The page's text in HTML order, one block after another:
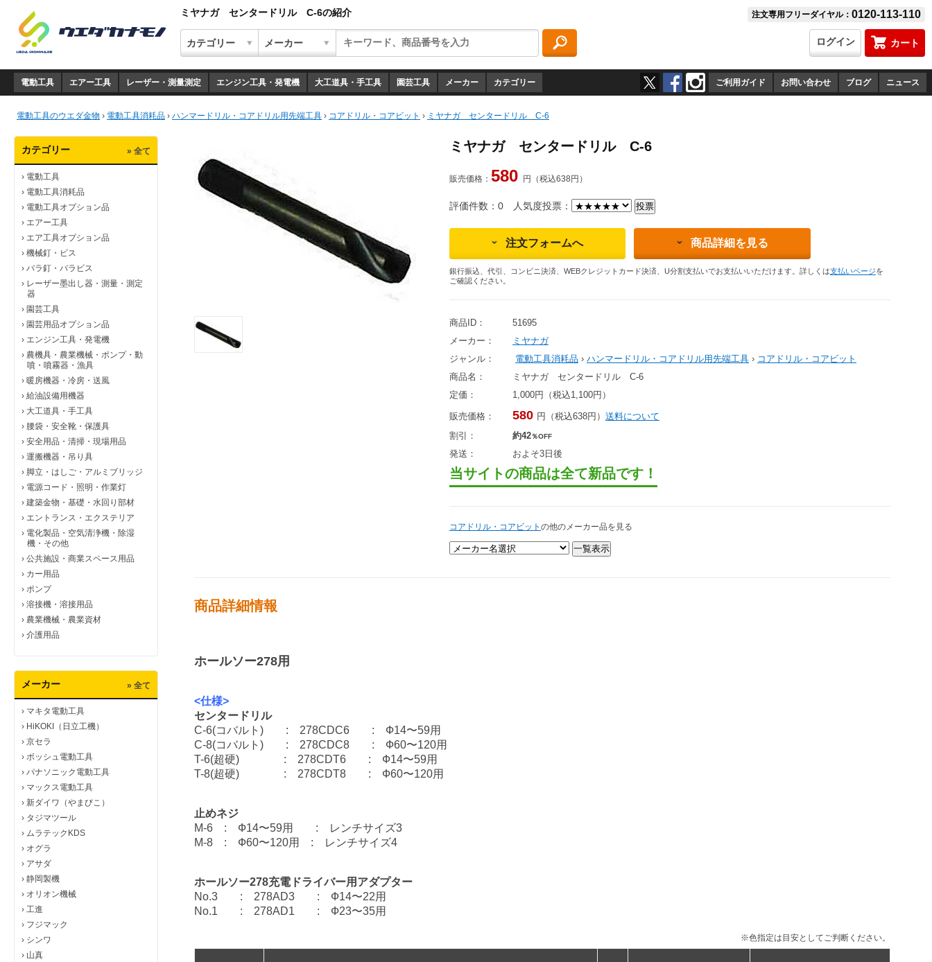
ミヤナガ センタードリル C-6の紹介 注文専用フリーダイヤル： 0120-113-110
カート
ログイン
電動工具 エアー工具 レーザー・測量測定 エンジン工具・発電機 大工道具・手工具 園芸工具 メーカー カテゴリー ご利用ガイド お問い合わせ ブログ ニュース
電動工具のウエダ金物 › 電動工具消耗品 › ハンマードリル・コアドリル用先端工具 › コアドリル・コアビット › ミヤナガ センタードリル C-6
カテゴリー » 全て
› 電動工具
› 電動工具消耗品
› 電動工具オプション品
› エアー工具
› エア工具オプション品
› 機械釘・ビス
› バラ釘・バラビス
› レーザー墨出し器・測量・測定
器
› 園芸工具
› 園芸用品オプション品
› エンジン工具・発電機
› 農機具・農業機械・ポンプ・動
噴・噴霧器・漁具
› 暖房機器・冷房・送風
› 給油設備用機器
› 大工道具・手工具
› 腰袋・安全靴・保護具
› 安全用品・清掃・現場用品
› 運搬機器・吊り具
› 脚立・はしご・アルミブリッジ
› 電源コード・照明・作業灯
› 建築金物・基礎・水回り部材
› エントランス・エクステリア
› 電化製品・空気清浄機・除湿
機・その他
› 公共施設・商業スペース用品
› カー用品
› ポンプ
› 溶接機・溶接用品
› 農業機械・農業資材
› 介護用品
メーカー » 全て
› マキタ電動工具
› HiKOKI（日立工機）
› 京セラ
› ボッシュ電動工具
› パナソニック電動工具
› マックス電動工具
› 新ダイワ（やまびこ）
› タジマツール
› ムラテックKDS
› オグラ
› アサダ
› 静岡製機
› オリオン機械
› 工進
› フジマック
› シンワ
› 山真
ミヤナガ センタードリル C-6
販売価格： 580 円（税込638円）
評価件数：0 人気度投票：
注文フォームへ 商品詳細を見る
銀行振込、代引、コンビニ決済、WEBクレジットカード決済、U分割支払いでお支払いいただけます。詳しくは支払いページを
ご確認ください。
商品ID：
51695
メーカー：
ミヤナガ
ジャンル：
電動工具消耗品 › ハンマードリル・コアドリル用先端工具 › コアドリル・コアビット
商品名：
ミヤナガ センタードリル C-6
定価：
1,000円（税込1,100円）
販売価格： 580 円（税込638円） 送料について
割引：
約42％OFF
発送： およそ3日後
当サイトの商品は全て新品です！
コアドリル・コアビット の他のメーカー品を見る
商品詳細情報
ホールソー278用
<仕様>
センタードリル
C-6(コバルト) : 278CDC6 : Ф14〜59用
C-8(コバルト) : 278CDC8 : Ф60〜120用
T-6(超硬) : 278CDT6 : Ф14〜59用
T-8(超硬) : 278CDT8 : Ф60〜120用
止めネジ
M-6 : Ф14〜59用 : レンチサイズ3
M-8 : Ф60〜120用 : レンチサイズ4
ホールソー278充電ドライバー用アダプター
No.3 : 278AD3 : Ф14〜22用
No.1 : 278AD1 : Ф23〜35用
※色指定は目安としてご判断ください。